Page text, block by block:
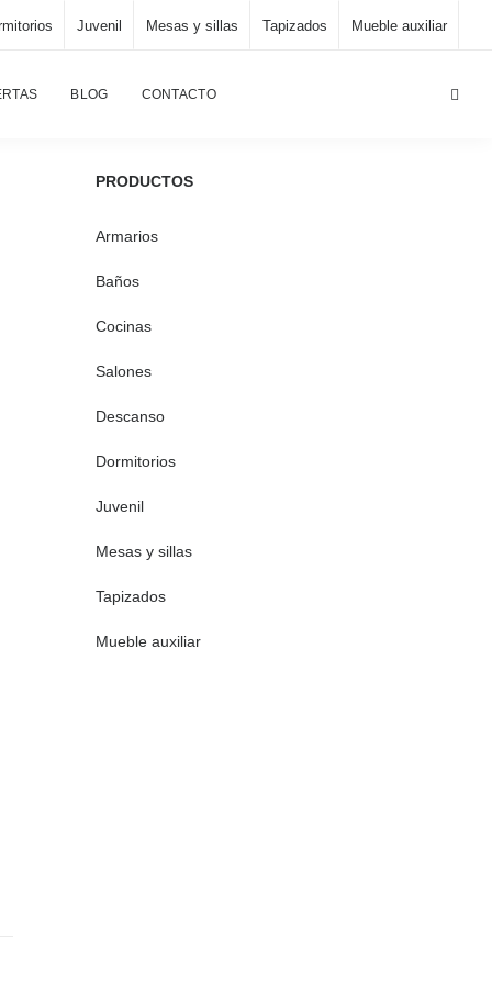
Juvenil Mesas y sillas Tapizados Mueble auxiliar
BLOG CONTACTO
PRODUCTOS
Armarios
Baños
Cocinas
Salones
Descanso
Dormitorios
Juvenil
Mesas y sillas
Tapizados
Mueble auxiliar